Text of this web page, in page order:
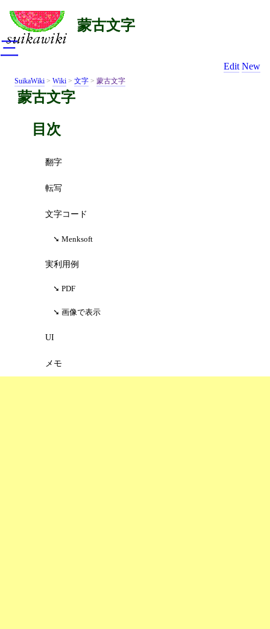
蒙古文字
Edit New
SuikaWiki > Wiki > 文字 > 蒙古文字
蒙古文字
目次
翻字
転写
文字コード
Menksoft
実利用例
PDF
画像で表示
UI
メモ
三